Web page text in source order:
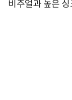
비주얼과 높은